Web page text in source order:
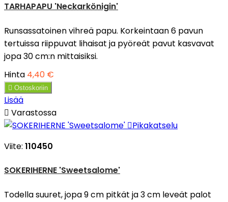
TARHAPAPU 'Neckarkönigin'
Runsassatoinen vihreä papu. Korkeintaan 6 pavun
tertuissa riippuvat lihaisat ja pyöreät pavut kasvavat
jopa 30 cm:n mittaisiksi.
Hinta 4,40 €
 Ostoskoriin
Lisää
 Varastossa
Pikakatselu
Viite: 110450
SOKERIHERNE 'Sweetsalome'
Todella suuret, jopa 9 cm pitkät ja 3 cm leveät palot